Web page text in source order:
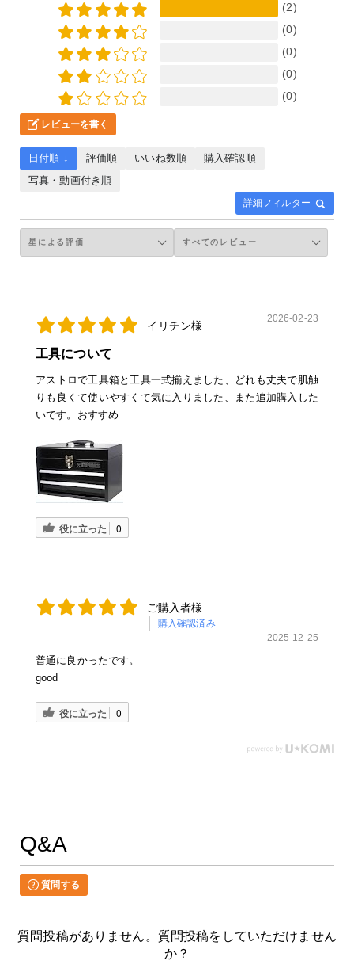
(2)
(0)
(0)
(0)
(0)
レビューを書く
詳細フィルター
日付順 ↓ 評価順 いいね数順
購入確認順
写真・動画付き順
イリチン様
2026-02-23
工具について
アストロで工具箱と工具一式揃えました、どれも丈夫で肌触
りも良くて使いやすくて気に入りました、また追加購入した
いです。おすすめ
役に立った 0
ご購入者様
購入確認済み
2025-12-25
普通に良かったです。
good
役に立った 0
Q&A
質問する
質問投稿がありません。質問投稿をしていただけません
か？